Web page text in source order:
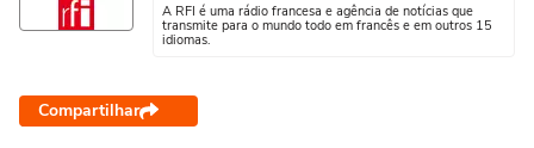
A RFI é uma rádio francesa e agência de notícias que
transmite para o mundo todo em francês e em outros 15
idiomas.
Compartilhar